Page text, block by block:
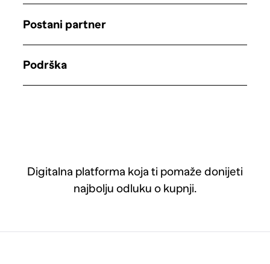
Digitalna platforma koja ti pomaže donijeti
najbolju odluku o kupnji.
Postani partner
Podrška